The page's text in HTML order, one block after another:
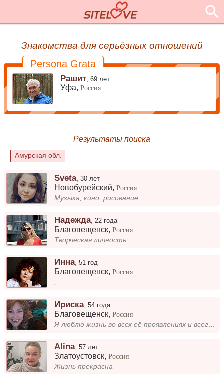
Знакомства для серьёзных отношений
Persona Grata
Рашит ,69 лет
Уфа,Россия
Результаты поиска
Амурская обл.
Sveta,30 лет
Новобурейский,Россия
Музыка, кино, рисование
Надежда, 22 года
Благовещенск,Россия
Творческая личность
Инна,51 год
Благовещенск,Россия
Ириска,54 года
Благовещенск,Россия
Я люблю жизнь во всех её проявлениях и всегда стараюсь видеть хорошее в людях и ситуациях. Позитивный взгляд на мир помо...
Alina,57 лет
Златоустовск,Россия
Жизнь прекрасна